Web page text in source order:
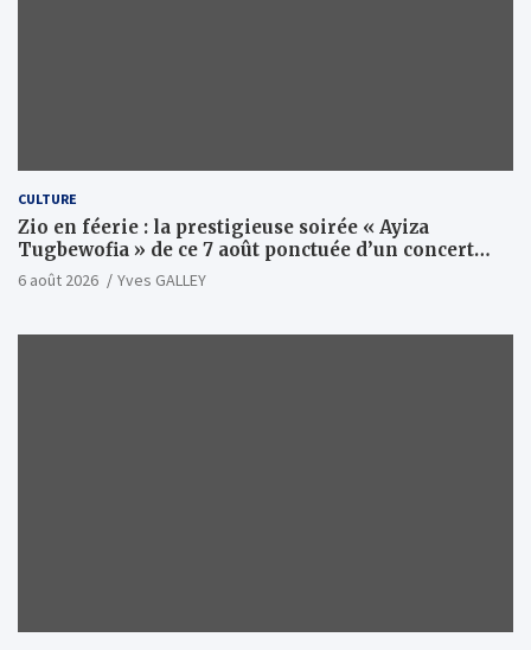
CULTURE
Zio en féerie : la prestigieuse soirée « Ayiza
Tugbewofia » de ce 7 août ponctuée d’un concert
XXL d’anthologie
6 août 2026 Yves GALLEY